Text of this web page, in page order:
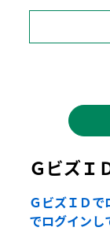
ＧビズＩ
ＧビズＩＤ
でログインし